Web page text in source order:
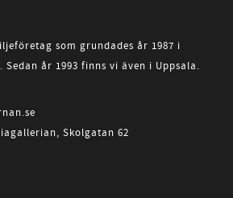
som grundades år 1987 i
Sedan år 1993 finns vi även i Uppsala.
Skolgatan 62